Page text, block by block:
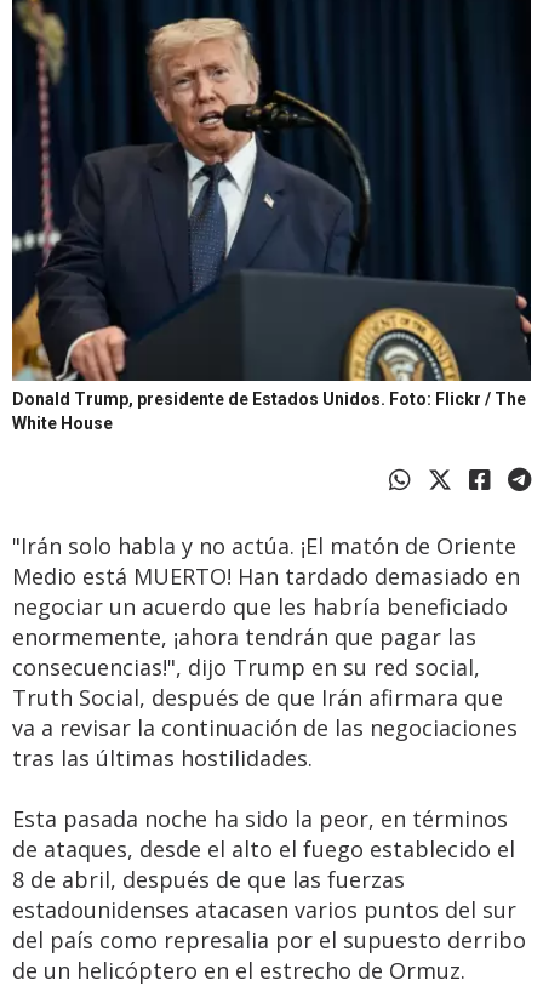
Donald Trump, presidente de Estados Unidos. Foto: Flickr / The
White House
"Irán solo habla y no actúa. ¡El matón de Oriente
Medio está MUERTO! Han tardado demasiado en
negociar un acuerdo que les habría beneficiado
enormemente, ¡ahora tendrán que pagar las
consecuencias!", dijo Trump en su red social,
Truth Social, después de que Irán afirmara que
va a revisar la continuación de las negociaciones
tras las últimas hostilidades.
Esta pasada noche ha sido la peor, en términos
de ataques, desde el alto el fuego establecido el
8 de abril, después de que las fuerzas
estadounidenses atacasen varios puntos del sur
del país como represalia por el supuesto derribo
de un helicóptero en el estrecho de Ormuz.